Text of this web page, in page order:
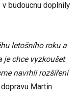
budoucnu doplnily
letošního roku a
je chce vyzkoušet
navrhli rozšíření
Martin